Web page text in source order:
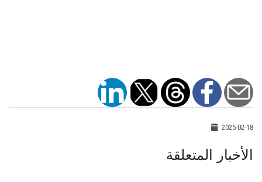
2025-02-18
الأخبار المتعلقة